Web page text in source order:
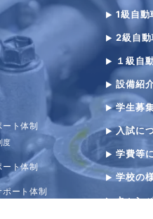
ト体制
度
ート体制
ート体制
1級自動
2級自動
１級自
設備紹
学生募
入試に
学費等
学校の
キャン